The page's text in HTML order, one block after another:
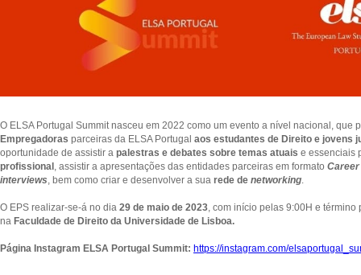
O ELSA Portugal Summit nasceu em 2022 como um evento a nível nacional, que
Empregadoras parceiras da ELSA Portugal aos estudantes de Direito e jovens
oportunidade de assistir a palestras e debates sobre temas atuais e essenciais
profissional , assistir a apresentações das entidades parceiras em formato Career
interviews , bem como criar e desenvolver a sua rede de networking
O EPS realizar-se-á no dia 29 de maio de 2023 , com início pelas 9:00H e
na Faculdade de Direito da Universidade de Lisboa.
Página Instagram ELSA Portugal Summit: https://instagram.com/